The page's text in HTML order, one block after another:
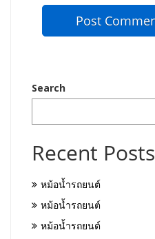
Search
Recent Posts
หม้อน้ำรถยนต์
หม้อน้ำรถยนต์
หม้อน้ำรถยนต์